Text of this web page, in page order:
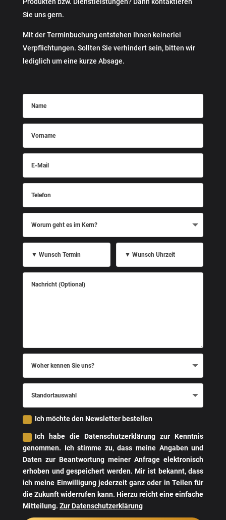
Sie uns gern.
Mit der Terminbuchung entstehen Ihnen keinerlei
Verpflichtungen. Sollten Sie verhindert sein, bitten wir
lediglich um eine kurze Absage.
Name
Vorname
E-
Mail
Telefon
Worum
geht
▼
Wunsch
Termin
▼
Wunsch
Uhrzeit
Nachricht
(Optional)
Woher
kennen
Standortauswahl
Ich möchte den Newsletter bestellen
Ich habe die Datenschutzerklärung zur Kenntnis
genommen. Ich stimme zu, dass meine Angaben und
Daten zur Beantwortung meiner Anfrage elektronisch
erhoben und gespeichert werden. Mir ist bekannt, dass
ich meine Einwilligung jederzeit ganz oder in Teilen für
die Zukunft widerrufen kann. Hierzu reicht eine einfache
Mitteilung.Zur Datenschutzerklärung